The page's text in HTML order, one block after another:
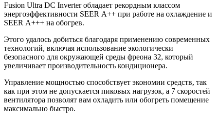
Fusion Ultra DC Inverter обладает рекордным классом
энергоэффективности SEER А++ при работе на охлаждение и
SEER А+++ на обогрев.
Этого удалось добиться благодаря применению современных
технологий, включая использование экологически
безопасного для окружающей среды фреона 32, который
увеличивает производительность кондиционера.
Управление мощностью способствует экономии средств, так
как при этом не допускается пиковых нагрузок, а 7 скоростей
вентилятора позволят вам охладить или обогреть помещение
максимально быстро.